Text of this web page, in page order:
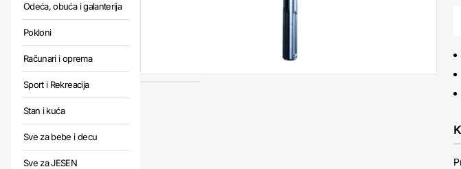
Odeća, obuća i galanterija
Pokloni
Računari i oprema
Sport i Rekreacija
Stan i kuća
Sve za bebe i decu
Sve za JESEN